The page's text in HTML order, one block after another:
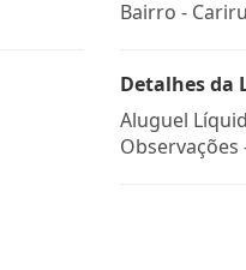
Bairro - Cariru
Detalhes da
Aluguel